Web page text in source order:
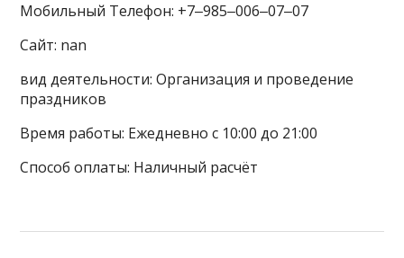
Мобильный Телефон: +7‒985‒006‒07‒07
Сайт: nan
вид деятельности: Организация и проведение
праздников
Время работы: Ежедневно с 10:00 до 21:00
Способ оплаты: Наличный расчёт